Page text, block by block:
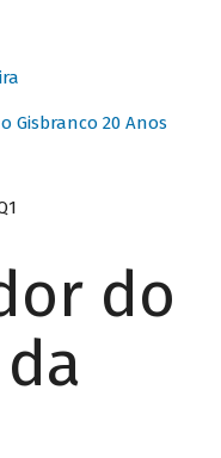
Gisbranco 20 Anos
do